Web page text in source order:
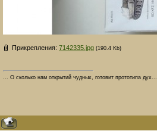
Прикрепления: 7142335.jpg (190.4 Kb)
... О сколько нам открытий чудных, готовит прототипа дух...